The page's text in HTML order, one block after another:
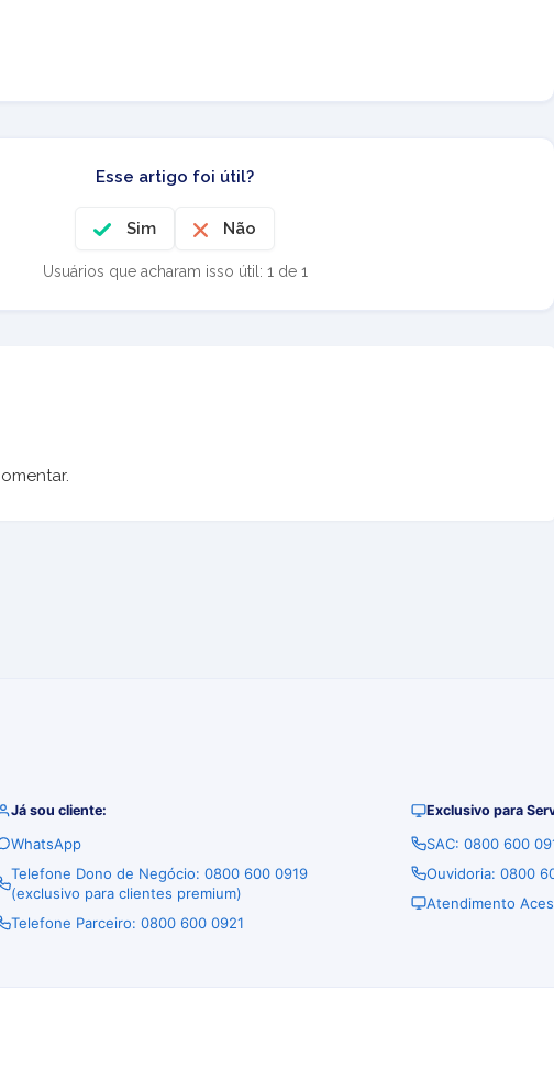
Esse artigo foi útil?
Sim Não
Usuários que acharam isso útil: 1 de 1
Já sou cliente:
WhatsApp
Telefone Dono de Negócio: 0800 600 0919
(exclusivo para clientes premium)
Telefone Parceiro: 0800 600 0921
Exclusivo para
SAC: 0800 600
Ouvidoria: 0800
Atendimento